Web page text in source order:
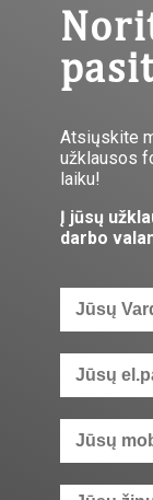
Atsiųskite
užklausos
laiku!
Į jūsų
darbo